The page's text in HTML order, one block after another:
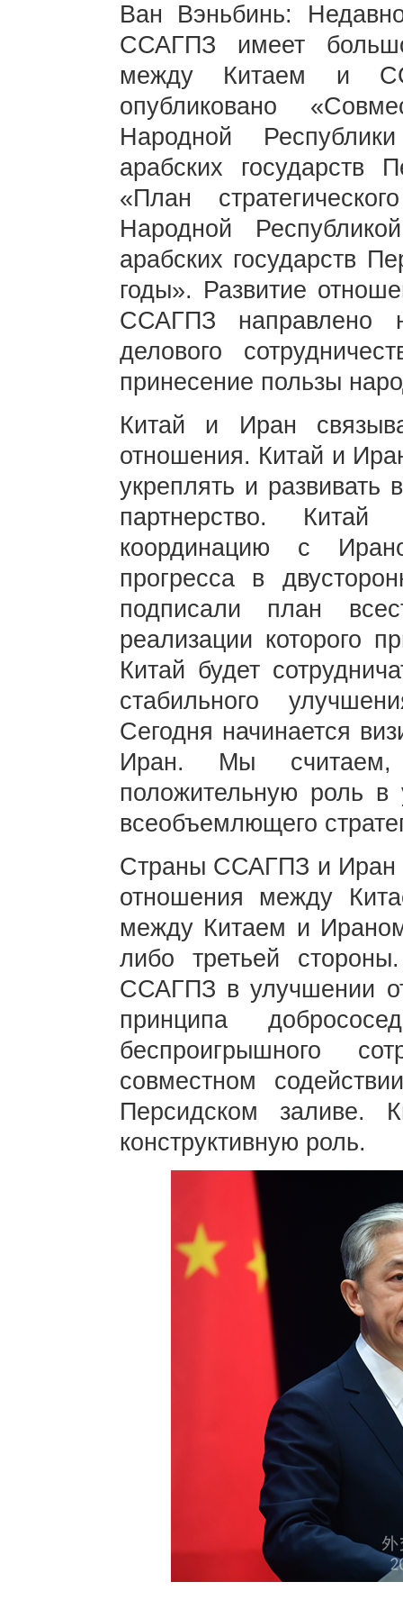
Ван Вэньбинь:
ССАГПЗ имеет
между Китаем и
опубликовано
Народной
арабских государств
«План
Народной
арабских государств
годы». Развитие
ССАГПЗ направлено
делового
принесение пользы
Китай и Иран
отношения. Китай и
укреплять и развивать
партнерство.
координацию с
прогресса в
подписали план
реализации которого
Китай будет
стабильного
Сегодня начинается
Иран. Мы считаем,
положительную роль в
всеобъемлющего
Страны ССАГПЗ и Иран
отношения между
между Китаем и
либо третьей
ССАГПЗ в улучшении
принципа
беспроигрышного
совместном
Персидском заливе.
конструктивную роль.